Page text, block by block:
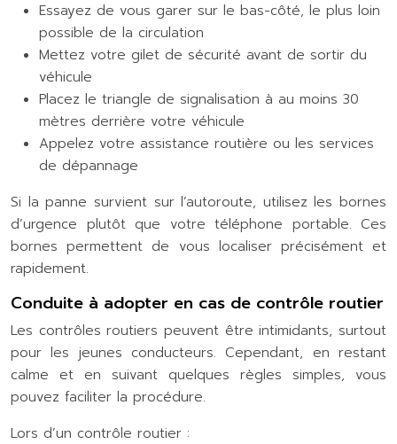
Essayez de vous garer sur le bas-côté, le plus loin
possible de la circulation
Mettez votre gilet de sécurité avant de sortir du
véhicule
Placez le triangle de signalisation à au moins 30
mètres derrière votre véhicule
Appelez votre assistance routière ou les services
de dépannage
Si la panne survient sur l’autoroute, utilisez les bornes
d’urgence plutôt que votre téléphone portable. Ces
bornes permettent de vous localiser précisément et
rapidement.
Conduite à adopter en cas de contrôle routier
Les contrôles routiers peuvent être intimidants, surtout
pour les jeunes conducteurs. Cependant, en restant
calme et en suivant quelques règles simples, vous
pouvez faciliter la procédure.
Lors d’un contrôle routier :